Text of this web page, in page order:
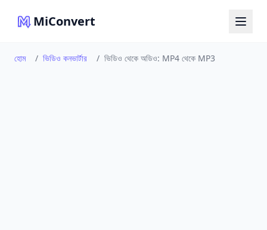
MiConvert
হোম / ভিডিও কনভার্টার / ভিডিও থেকে অডিও: MP4 থেকে MP3